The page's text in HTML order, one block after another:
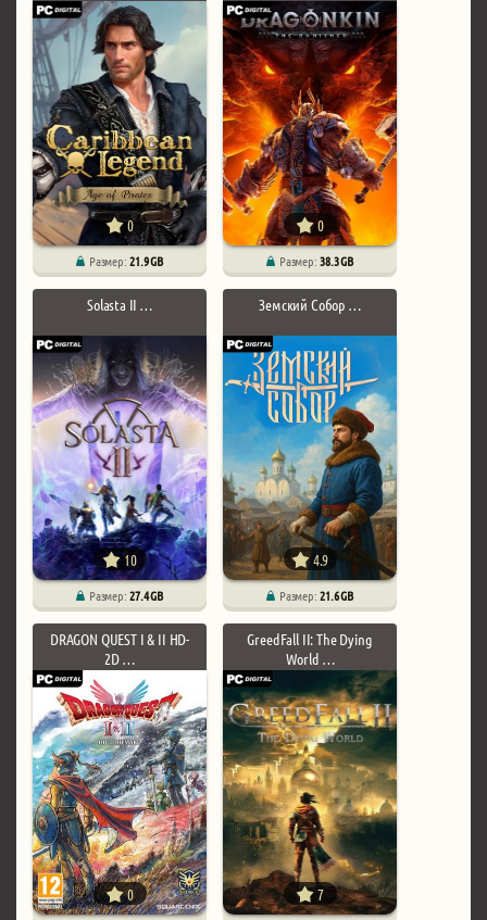
0
Размер:21.9 GB
0
Размер:38.3 GB
Solasta II …
10
Размер:27.4 GB
Земский Собор …
4.9
Размер:21.6 GB
DRAGON QUEST I & II HD-
2D …
0
GreedFall II: The Dying
World …
7